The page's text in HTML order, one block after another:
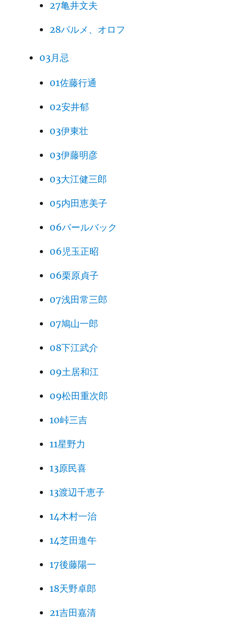
27亀井文夫
28パルメ、オロフ
03月忌
01佐藤行通
02安井郁
03伊東壮
03伊藤明彦
03大江健三郎
05内田恵美子
06パールバック
06児玉正昭
06栗原貞子
07浅田常三郎
07鳩山一郎
08下江武介
09土居和江
09松田重次郎
10峠三吉
11星野力
13原民喜
13渡辺千恵子
14木村一治
14芝田進午
17後藤陽一
18天野卓郎
21吉田嘉清